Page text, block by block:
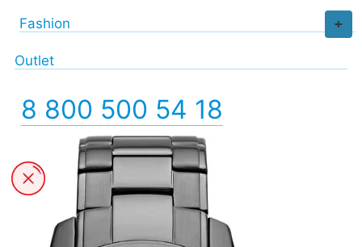
+
Fashion
Outlet
8 800 500 54 18